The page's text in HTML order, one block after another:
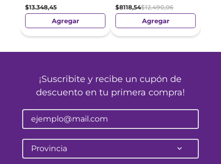
$13.348,45
Agregar
$8118,54$12.490,06
Agregar
¡Suscribite y recibe un cupón de
descuento en tu primera compra!
Provincia